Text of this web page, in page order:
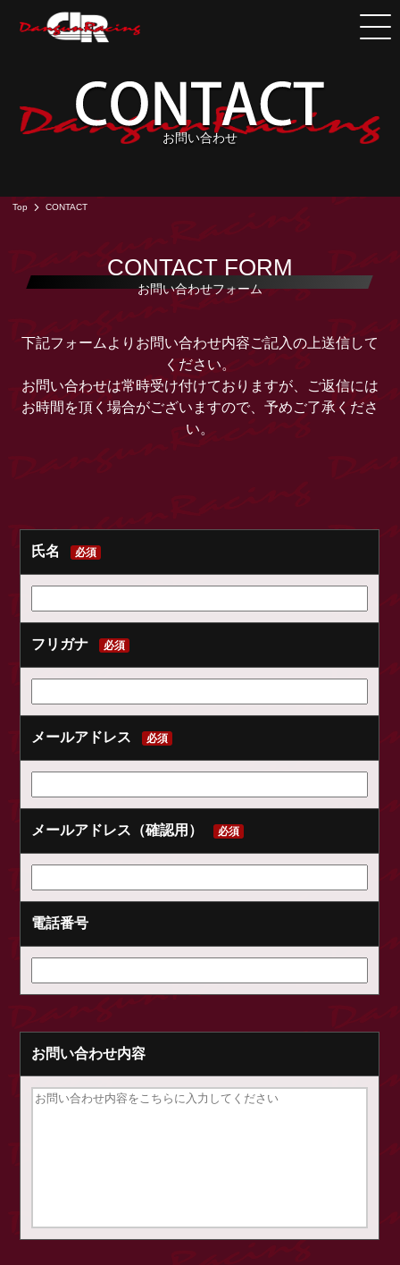
お問い合わせ
Top CONTACT
CONTACT FORM
お問い合わせフォーム
下記フォームよりお問い合わせ内容ご記入の上送信して
ください。
お問い合わせは常時受け付けておりますが、ご返信には
お時間を頂く場合がございますので、予めご了承くださ
い。
氏名 必須
フリガナ 必須
メールアドレス 必須
メールアドレス（確認用） 必須
電話番号
お問い合わせ内容